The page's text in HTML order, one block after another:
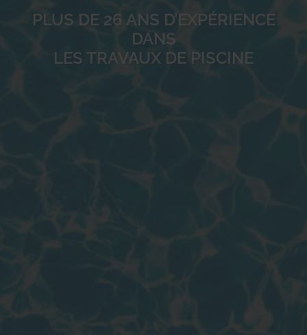
PLUS DE 26 ANS D’EXPÉRIENCE
DANS
LES TRAVAUX DE PISCINE